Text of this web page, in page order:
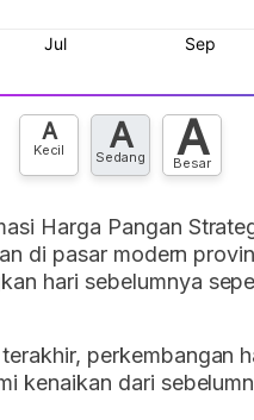
A
Kecil A
Sedang A
Besar
Harga Pangan
di pasar modern
hari sebelumnya
perkembangan
kenaikan dari